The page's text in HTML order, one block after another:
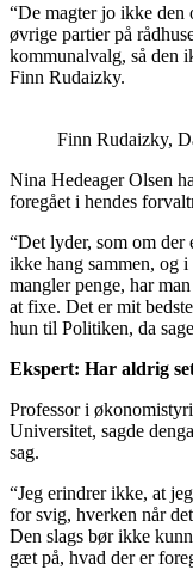
“De magter jo ikke den
øvrige partier på
kommunalvalg, så den
Finn Rudaizky.
Finn Rudaizky,
Nina Hedeager Olsen
foregået i hendes
“Det lyder, som om der
ikke hang sammen, og
mangler penge, har
at fixe. Det er mit
hun til Politiken, da
Ekspert: Har aldrig
Professor i
Universitet, sagde
sag.
“Jeg erindrer ikke, at
for svig, hverken når
Den slags bør ikke
gæt på, hvad der er